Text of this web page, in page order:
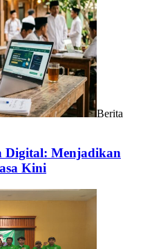
Berita
Digital: Menjadikan
Kini